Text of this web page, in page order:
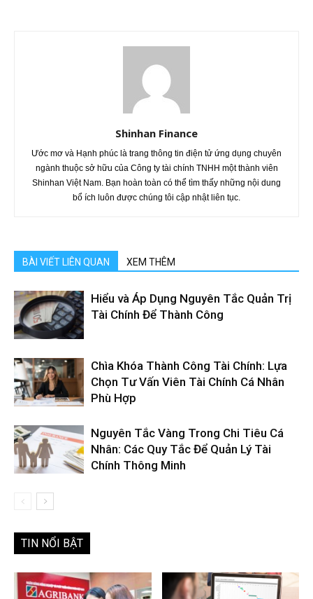
Shinhan Finance
Ước mơ và Hạnh phúc là trang thông tin điện tử ứng dụng chuyên
ngành thuộc sở hữu của Công ty tài chính TNHH một thành viên
Shinhan Việt Nam. Bạn hoàn toàn có thể tìm thấy những nội dung
bổ ích luôn được chúng tôi cập nhật liên tục.
BÀI VIẾT LIÊN QUAN XEM THÊM
Hiểu và Áp Dụng Nguyên Tắc Quản Trị
Tài Chính Để Thành Công
Chìa Khóa Thành Công Tài Chính: Lựa
Chọn Tư Vấn Viên Tài Chính Cá Nhân
Phù Hợp
Nguyên Tắc Vàng Trong Chi Tiêu Cá
Nhân: Các Quy Tắc Để Quản Lý Tài
Chính Thông Minh
TIN NỔI BẬT